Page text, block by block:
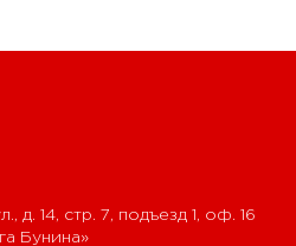
д. 14, стр. 7, подъезд 1, оф. 16
Бунина»